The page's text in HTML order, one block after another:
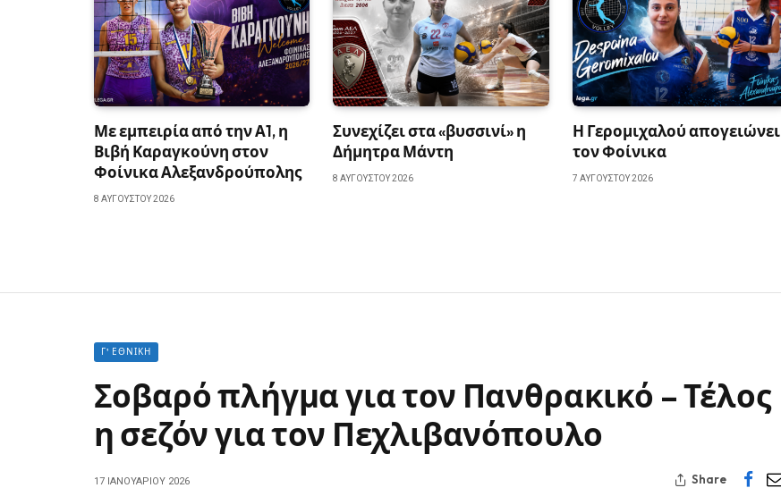
Με εμπειρία από την Α1, η
Βιβή Καραγκούνη στον
Φοίνικα Αλεξανδρούπολης
8 ΑΥΓΟΎΣΤΟΥ 2026
Συνεχίζει στα «βυσσινί» η
Δήμητρα Μάντη
8 ΑΥΓΟΎΣΤΟΥ 2026
Η Γερομιχαλού απογειώνει
τον Φοίνικα
7 ΑΥΓΟΎΣΤΟΥ 2026
Γ' ΕΘΝΙΚΉ
Σοβαρό πλήγμα για τον Πανθρακικό – Τέλος
η σεζόν για τον Πεχλιβανόπουλο
17 ΙΑΝΟΥΑΡΊΟΥ 2026 Share